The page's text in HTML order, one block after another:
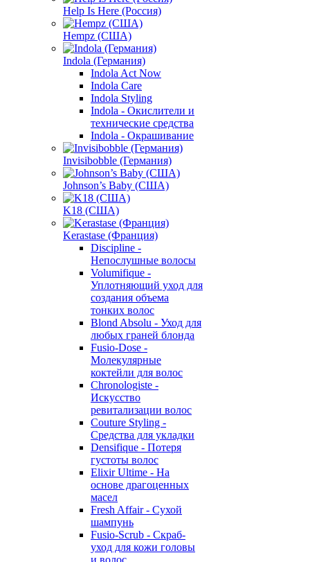
Help Is Here (Россия)
Hempz (США)
Indola (Германия)
Indola Act Now
Indola Care
Indola Styling
Indola - Окислители и
технические средства
Indola - Окрашивание
Invisibobble (Германия)
Johnson’s Baby (США)
K18 (США)
Kerastase (Франция)
Discipline -
Непослушные волосы
Volumifique -
Уплотняющий уход для
создания объема
тонких волос
Blond Absolu - Уход для
любых граней блонда
Fusio-Dose -
Молекулярные
коктейли для волос
Chronologiste -
Искусство
ревитализации волос
Couture Styling -
Средства для укладки
Densifique - Потеря
густоты волос
Elixir Ultime - На
основе драгоценных
масел
Fresh Affair - Сухой
шампунь
Fusio-Scrub - Скраб-
уход для кожи головы
и волос